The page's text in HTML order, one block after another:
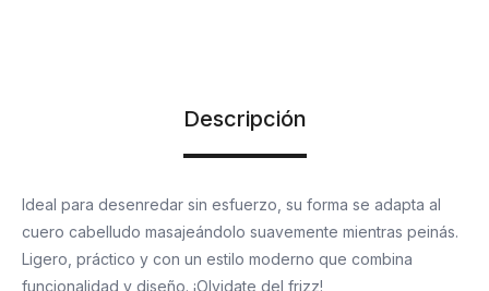
Descripción
Ideal para desenredar sin esfuerzo, su forma se adapta al
cuero cabelludo masajeándolo suavemente mientras peinás.
Ligero, práctico y con un estilo moderno que combina
funcionalidad y diseño. ¡Olvidate del frizz!